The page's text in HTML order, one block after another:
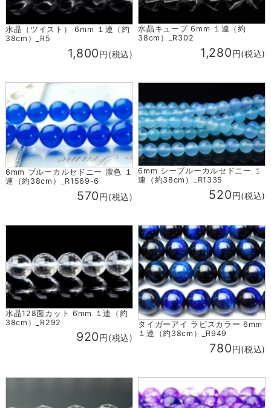
水晶（ツイスト） 6mm １連（約
38cm）_R5
1,800円(税込)
水晶キューブ 6mm １連（約
38cm）_R302
1,280円(税込)
6mm ブルーカルセドニー 濃色 １
連（約38cm）_R1569-6
570円(税込)
6mm シーブルーカルセドニー １
連（約38cm）_R1335
520円(税込)
水晶128面カット 6mm １連（約
38cm）_R292
920円(税込)
タイガーアイ ラピスカラー 6mm
１連（約38cm）_R949
780円(税込)